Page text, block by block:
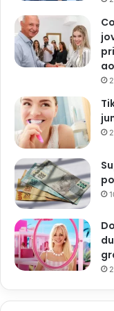
pela frente em
bom quanto foi o
Afinal de contas,
15’, na Netflix,
Isso sem contar que
viajar e conhecer
Maisa Silva quer
minuto de sua